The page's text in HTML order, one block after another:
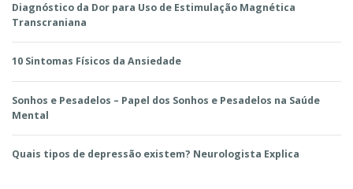
Diagnóstico da Dor para Uso de Estimulação Magnética
Transcraniana
10 Sintomas Físicos da Ansiedade
Sonhos e Pesadelos – Papel dos Sonhos e Pesadelos na Saúde
Mental
Quais tipos de depressão existem? Neurologista Explica